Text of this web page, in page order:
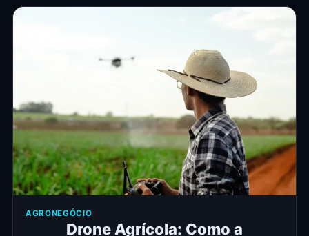
AGRONEGÓCIO
Drone Agrícola: Como a